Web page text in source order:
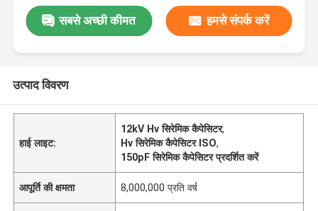
सबसे अच्छी कीमत हमसे संपर्क करें
उत्पाद विवरण
हाई लाइट:
12kV Hv सिरेमिक कैपेसिटर,
Hv सिरेमिक कैपेसिटर ISO,
150pF सिरेमिक कैपेसिटर प्रदर्शित करें
आपूर्ति की क्षमता 8,000,000 प्रति वर्ष